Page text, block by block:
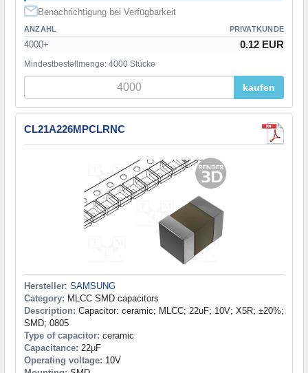
Benachrichtigung bei Verfügbarkeit
ANZAHL PRIVATKUNDE
4000+ 0.12 EUR
Mindestbestellmenge: 4000 Stücke
kaufen
CL21A226MPCLRNC
Hersteller: SAMSUNG
Category: MLCC SMD capacitors
Description: Capacitor: ceramic; MLCC; 22uF; 10V; X5R; ±20%;
SMD; 0805
Type of capacitor: ceramic
Capacitance: 22µF
Operating voltage: 10V